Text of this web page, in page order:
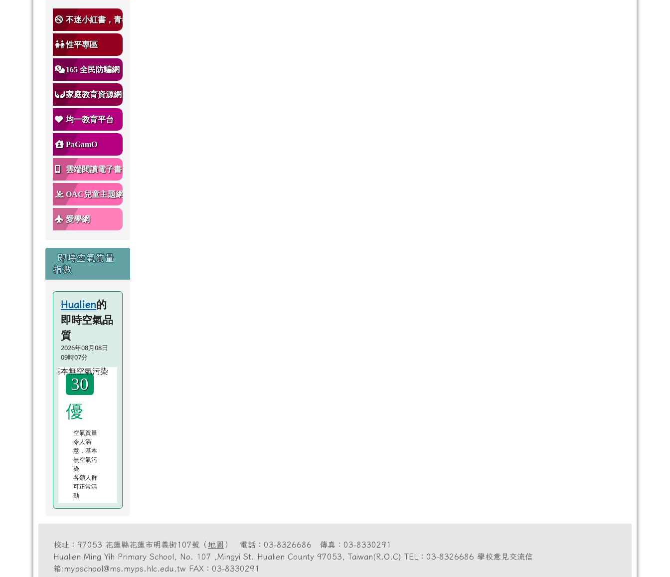
不迷小紅書，青春
不迷途
性平專區
165 全民防騙網
家庭教育資源網
均一教育平台
PaGamO
雲端閱讀電子書
OAC兒童主題網
愛學網
即時空氣質量
指數
Hualien的
即時空氣品
質
2026年08月08日
09時07分
30
優
空氣質量
令人滿
意，基本
無空氣污
染
各類人群
可正常活
動
校址：97053 花蓮縣花蓮市明義街107號（ 地圖 ） 電話：03-8326686 傳真：03-8330291
Hualien Ming Yih Primary School, No. 107 ,Mingyi St. Hualien County 97053, Taiwan(R.O.C) TEL：03-8326686 學校意見交流信
箱:mypschool@ms.myps.hlc.edu.tw FAX：03-8330291